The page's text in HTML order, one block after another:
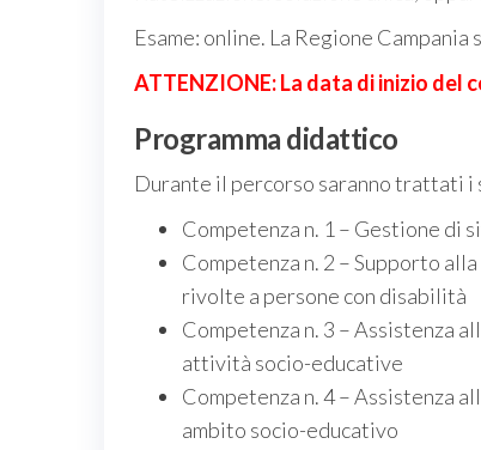
Esame: online. La Regione
ATTENZIONE: La data di inizio del
Programma didattico
Durante il percorso saranno trattati i
Competenza n. 1 – Gestione di
Competenza n. 2 – Supporto
rivolte a persone con disabilità
Competenza n. 3 – Assistenza
attività socio-educative
Competenza n. 4 – Assistenza
ambito socio-educativo